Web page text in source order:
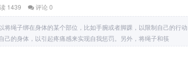
1439 评论 0
绳子绑在身体的某个部位，比如手腕或者脚踝，以限制自己的行动
的身体，以引起疼痛感来实现自我惩罚。另外，将绳子和筷